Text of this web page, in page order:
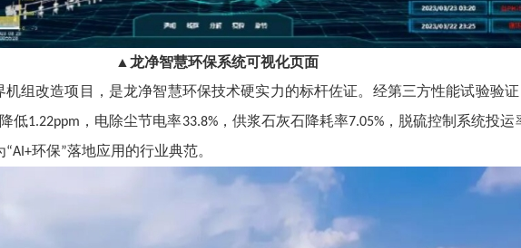
▲龙净智慧环保系统可视化页面
机组改造项目，是龙净智慧环保技术硬实力的标杆佐证。经第三方性能试验验
低1.22ppm ，电除尘节电率33.8%，供浆石灰石降耗率7.05% ，脱硫控制系统投运
“AI+环保”落地应用的行业典范。